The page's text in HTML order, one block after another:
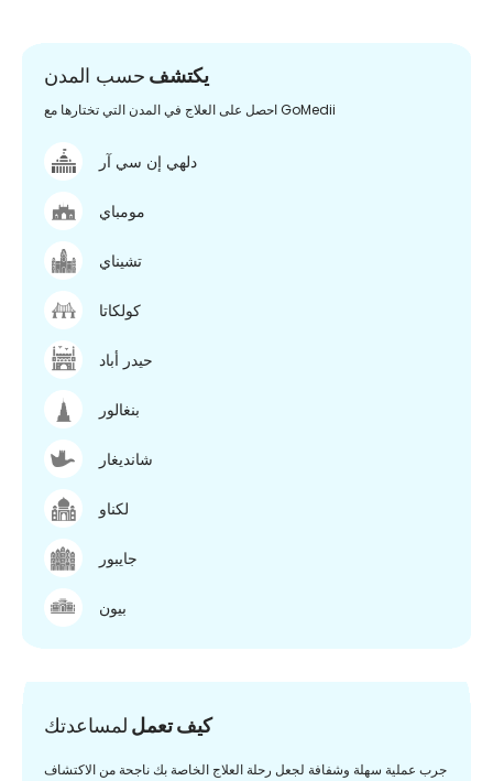
يكتشف حسب المدن
احصل على العلاج في المدن التي تختارها مع GoMedii
دلهي إن سي آر
مومباي
تشيناي
كولكاتا
حيدر أباد
بنغالور
شانديغار
لكناو
جايبور
بيون
كيف تعمل لمساعدتك
جرب عملية سهلة وشفافة لجعل رحلة العلاج الخاصة بك ناجحة من الاكتشاف